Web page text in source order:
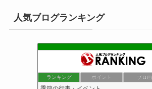
人気ブログランキング
ランキング ポイント ブロ画